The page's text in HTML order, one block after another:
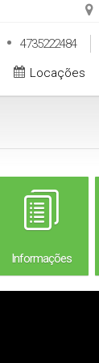
4735222484
Locações
Informações